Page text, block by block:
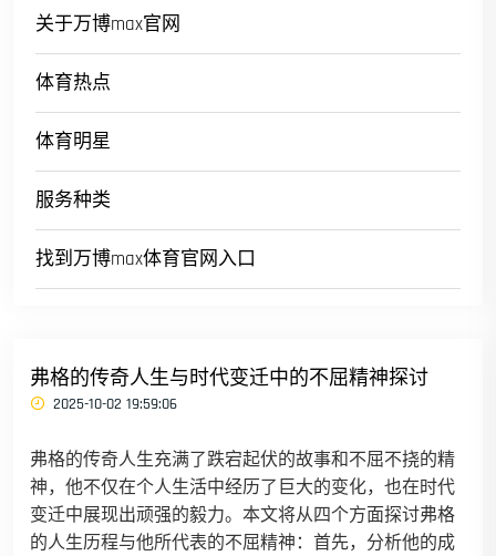
关于万博max官网
体育热点
体育明星
服务种类
找到万博max体育官网入口
弗格的传奇人生与时代变迁中的不屈精神探讨
2025-10-02 19:59:06
弗格的传奇人生充满了跌宕起伏的故事和不屈不挠的精
神，他不仅在个人生活中经历了巨大的变化，也在时代
变迁中展现出顽强的毅力。本文将从四个方面探讨弗格
的人生历程与他所代表的不屈精神：首先，分析他的成